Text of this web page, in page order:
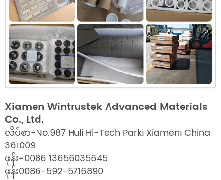
Xiamen Wintrustek Advanced Materials
Co., Ltd.
လိပ်စာ-No.987 Huli Hi-Tech Park၊ Xiamen၊ China
361009
ဖုန်း-0086 13656035645
ဖုန်း0086-592-5716890